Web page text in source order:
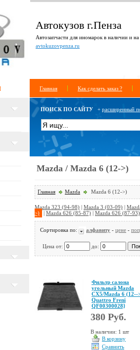
Автокузов г.Пенза
Автозапчасти для иномарок в наличии и на
avtokuzovpenza.ru
Главная Как сделать заказ ?
ПОИСК ПО САЙТУ + расширенный
Mazda / Mazda 6 (12->)
Главная Mazda Mazda 6 (12->)
Mazda 323 (94-98) | Mazda 3 (03-09) |
>)
| Mazda 626 (85-87) | Mazda 626 (87-93)
Сортировка по: алфавиту - цене -
Цена от: до:
Фильтр салона
угольный Mazda
CX5/Mazda 6 (12--
Quattro Freni
QF00300028}
380 Руб.
В наличии: 1 шт
В корзину
Сравнить